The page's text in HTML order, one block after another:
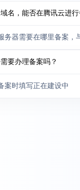
名，能否在腾讯云进行
务器需要在哪里备案，
要办理备案吗？
案时填写正在建设中